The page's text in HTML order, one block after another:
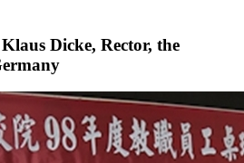
Dicke, Rector, the